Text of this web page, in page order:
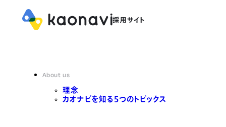
About us
理念
カオナビを知る5つのトピックス